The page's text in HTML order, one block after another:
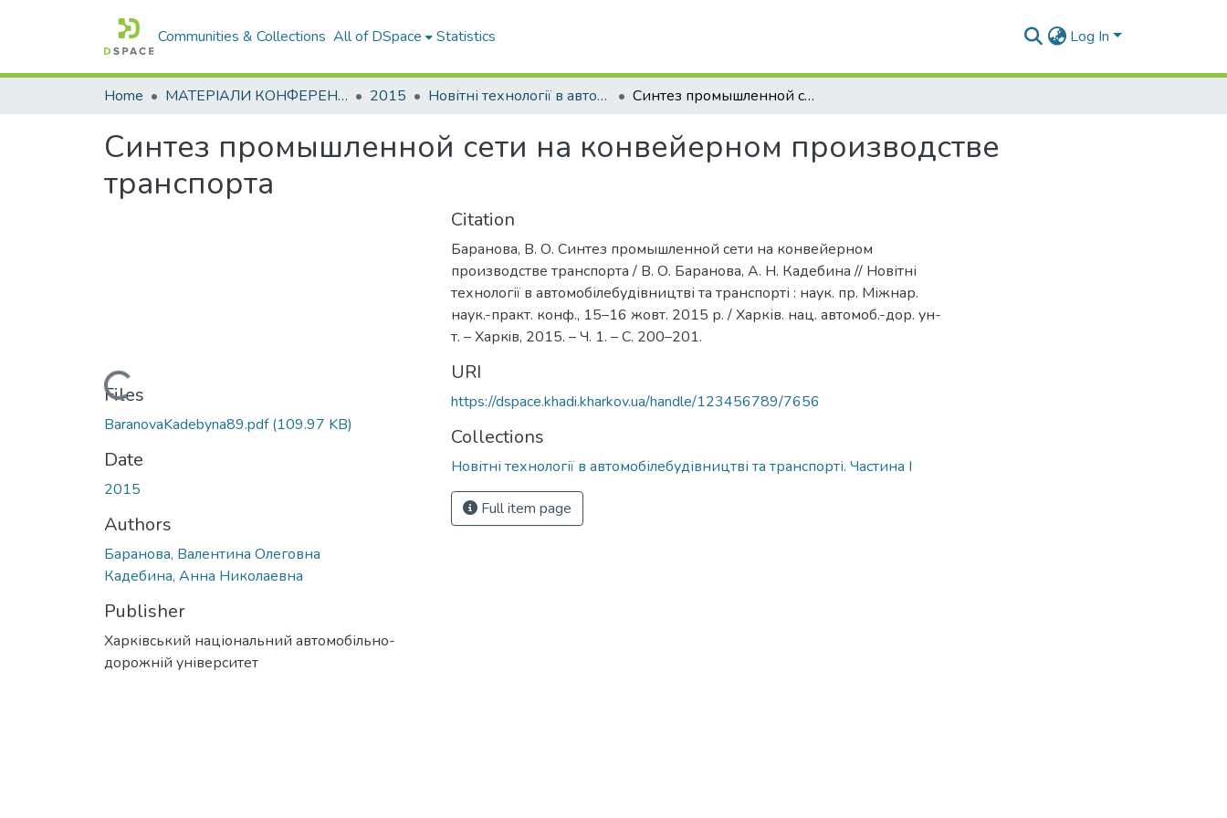
Communities & Collections All of DSpace Statistics Log In
Home МАТЕРІАЛИ КОНФЕРЕНЦІЙ 2015 Новітні технології в автомобілебудівництві та транспорті. Частина І Синтез промышленной сети на конвейерном производстве транспорта
Синтез промышленной сети на конвейерном производстве
транспорта
Loading...
Files
BaranovaKadebyna89.pdf(109.97 KB)
Date
2015
Authors
Баранова, Валентина Олеговна
Кадебина, Анна Николаевна
Publisher
Харківський національний автомобільно-
дорожній університет
Citation
Баранова, В. О. Синтез промышленной сети на конвейерном
производстве транспорта / В. О. Баранова, А. Н. Кадебина // Новітні
технології в автомобілебудівництві та транспорті : наук. пр. Міжнар.
наук.-практ. конф., 15–16 жовт. 2015 р. / Харків. нац. автомоб.-дор. ун-
т. – Харкiв, 2015. – Ч. 1. – С. 200–201.
URI
https://dspace.khadi.kharkov.ua/handle/123456789/7656
Collections
Новітні технології в автомобілебудівництві та транспорті. Частина І
Full item page